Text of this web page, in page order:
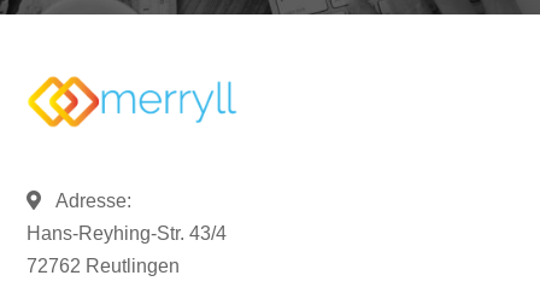
Adresse:
Hans-Reyhing-Str. 43/4
72762 Reutlingen